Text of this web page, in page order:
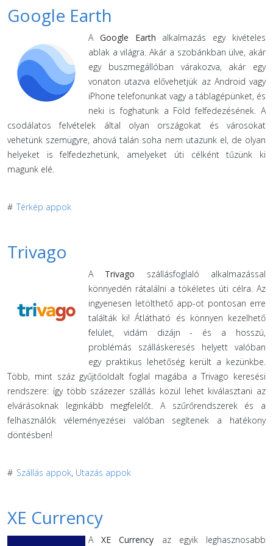
Google Earth
A Google Earth alkalmazás egy kivételes
ablak a világra. Akár a szobánkban ülve, akár
egy buszmegállóban várakozva, akár egy
vonaton utazva elővehetjük az Android vagy
iPhone telefonunkat vagy a táblagépünket, és
neki is foghatunk a Föld felfedezésének. A
csodálatos felvételek által olyan országokat és városokat
vehetünk szemügyre, ahová talán soha nem utazunk el, de olyan
helyeket is felfedezhetünk, amelyeket úti célként tűzünk ki
magunk elé.
# Térkép appok
Trivago
A Trivago szállásfoglaló alkalmazással
könnyedén rátalálni a tökéletes úti célra. Az
ingyenesen letölthető app-ot pontosan erre
találták ki! Átlátható és könnyen kezelhető
felület, vidám dizájn - és a hosszú,
problémás szálláskeresés helyett valóban
egy praktikus lehetőség került a kezünkbe.
Több, mint száz gyűjtőoldalt foglal magába a Trivago keresési
rendszere: így több százezer szállás közül lehet kiválasztani az
elvárásoknak leginkább megfelelőt. A szűrőrendszerek és a
felhasználók véleményezései valóban segítenek a hatékony
döntésben!
# Szállás appok, Utazás appok
XE Currency
AXE Currency az egyik leghasznosabb